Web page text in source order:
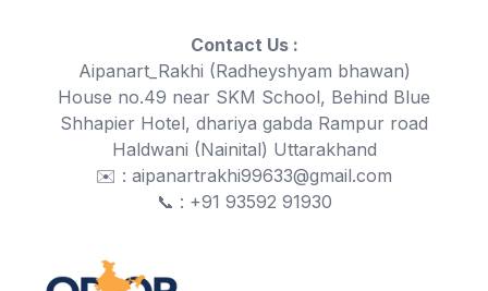
Contact Us :
Aipanart_Rakhi (Radheyshyam bhawan)
House no.49 near SKM School, Behind Blue
Shhapier Hotel, dhariya gabda Rampur road
Haldwani (Nainital) Uttarakhand
✉️ : aipanartrakhi99633@gmail.com
📞 : +91 93592 91930